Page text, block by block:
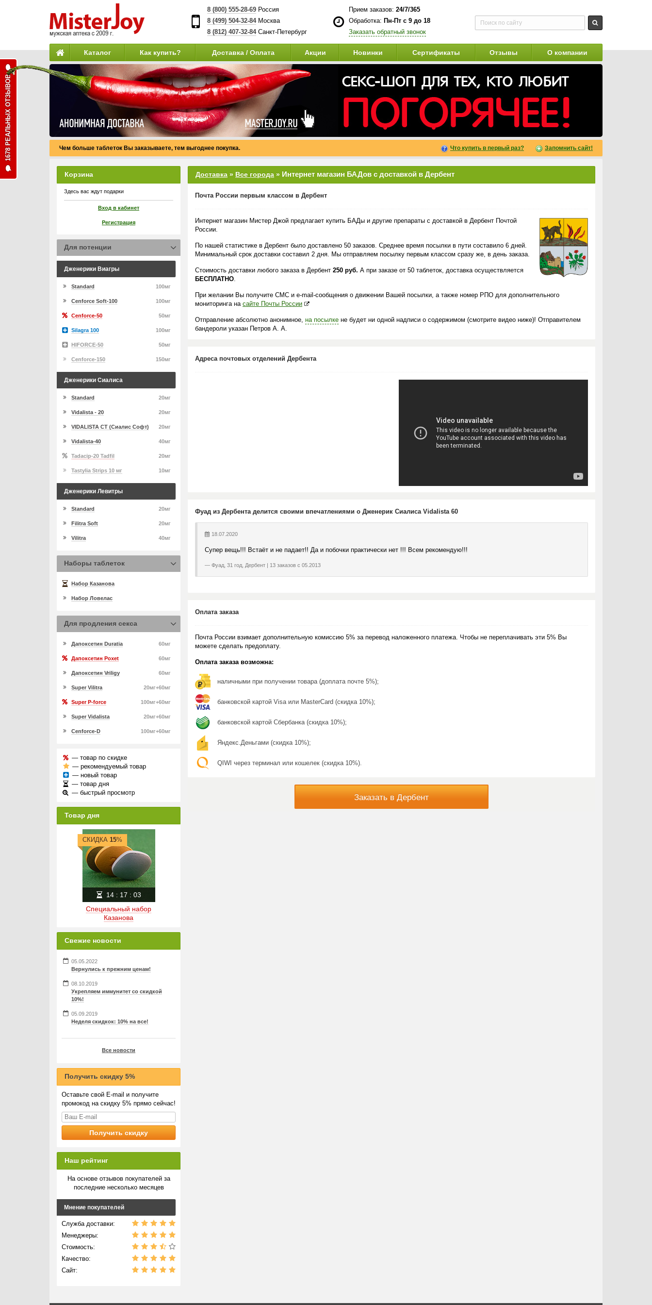
8 (800) 555-28-69Россия
8 (499) 504-32-84Москва
8 (812) 407-32-84 Санкт-Петербург
Прием заказов: 24/7/365
Обработка: Пн-Пт с 9 до 18
Заказать обратный звонок
Каталог Как купить? Доставка / Оплата Акции Новинки Сертификаты Отзывы О компании
Чем больше таблеток Вы заказываете, тем выгоднее покупка. Что купить в первый раз? Запомнить сайт!
Доставка » Все города » Интернет магазин БАДов с доставкой в Дербент
Почта России первым классом в Дербент
Интернет магазин Мистер Джой предлагает купить БАДы и другие препараты с доставкой в Дербент Почтой
России.
По нашей статистике в Дербент было доставлено 50 заказов. Среднее время посылки в пути составило 6 дней.
Минимальный срок доставки составил 2 дня. Мы отправляем посылку первым классом сразу же, в день заказа.
Стоимость доставки любого заказа в Дербент 250 руб. А при заказе от 50 таблеток, доставка осуществляется
БЕСПЛАТНО.
При желании Вы получите СМС и e-mail-сообщения о движении Вашей посылки, а также номер РПО для дополнительного
мониторинга на сайте Почты России
Отправление абсолютно анонимное, на посылке не будет ни одной надписи о содержимом (смотрите видео ниже)! Отправителем
бандероли указан Петров А. А.
Адреса почтовых отделений Дербента
Фуад из Дербента делится своими впечатлениями о Дженерик Сиалиса Vidalista 60
18.07.2020
Супер вещь!!! Встаёт и не падает!! Да и побочки практически нет !!! Всем рекомендую!!!
Фуад, 31 год, Дербент | 13 заказов с 05.2013
Оплата заказа
Почта России взимает дополнительную комиссию 5% за перевод наложенного платежа. Чтобы не переплачивать эти 5% Вы
можете сделать предоплату.
Оплата заказа возможна:
наличными при получении товара (доплата почте 5%);
банковской картой Visa или MasterCard (скидка 10%);
банковской картой Сбербанка (скидка 10%);
Яндекс.Деньгами (скидка 10%);
QIWI через терминал или кошелек (скидка 10%).
Заказать в Дербент
Корзина
Здесь вас ждут подарки
Вход в кабинет
Регистрация
Для потенции
Дженерики Виагры
100мг
Standard
100мг
Cenforce Soft-100
50мг
Cenforce-50
100мг
Silagra 100
50мг
HIFORCE-50
150мг
Cenforce-150
Дженерики Сиалиса
20мг
Standard
20мг
Vidalista - 20
20мг
VIDALISTA CT (Сиалис Софт)
40мг
Vidalista-40
20мг
Tadacip-20 Tadfil
10мг
Tastylia Strips 10 мг
Дженерики Левитры
20мг
Standard
20мг
Filitra Soft
40мг
Vilitra
Наборы таблеток
Набор Казанова
Набор Ловелас
Для продления секса
60мг
Дапоксетин Duratia
60мг
Дапоксетин Poxet
60мг
Дапоксетин Vriligy
20мг+60мг
Super Vilitra
100мг+60мг
Super P-force
20мг+60мг
Super Vidalista
100мг+60мг
Cenforce-D
— товар по скидке
— рекомендуемый товар
— новый товар
— товар дня
— быстрый просмотр
Товар дня
Специальный набор
Казанова
СКИДКА 15%
14: 17 : 03
Свежие новости
05.05.2022
Вернулись к прежним ценам!
08.10.2019
Укрепляем иммунитет со скидкой
10%!
05.09.2019
Неделя скидкок: 10% на все!
Все новости
Получить скидку 5%
Оставьте свой E-mail и получите
промокод на скидку 5% прямо сейчас!
Наш рейтинг
На основе отзывов покупателей за
последние несколько месяцев
Мнение покупателей
Служба доставки:
Менеджеры:
Стоимость:
Качество:
Сайт:
1678 РЕАЛЬНЫХ ОТЗЫВОВ